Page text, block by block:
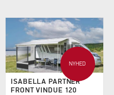
NYHED
ISABELLA PARTNER
FRONT VINDUE 120